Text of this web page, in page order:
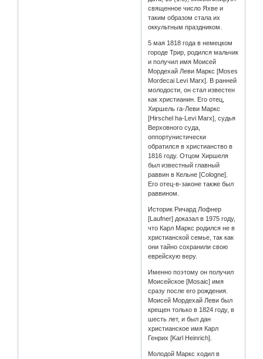
священное число Яхве и
таким образом стала их
оккультным праздником.
5 мая 1818 года в немецком
городе Трир, родился мальчик
и получил имя Моисей
Мордехай Леви Маркс [Moses
Mordecai Levi Marx]. В ранней
молодости, он стал известен
как христианин. Его отец,
Хиршель га-Леви Маркс
[Hirschel ha-Levi Marx], судья
Верховного суда,
оппортунистически
обратился в христианство в
1816 году. Отцом Хиршеля
был известный главный
раввин в Кельне [Cologne].
Его отец-в-законе также был
раввином.
Историк Ричард Лофнер
[Laufner] доказал в 1975 году,
что Карл Маркс родился не в
христианской семье, так как
они тайно сохранили свою
еврейскую веру.
Именно поэтому он получил
Моисейское [Mosaic] имя
сразу после его рождения.
Моисей Мордехай Леви был
крещен только в 1824 году, в
шесть лет, и был дан
христианское имя Карл
Генрих [Karl Heinrich].
Молодой Маркс ходил в